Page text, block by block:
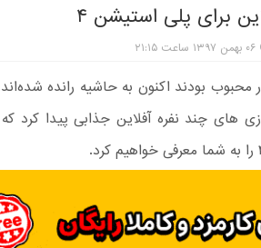
برای پلی استیشن ۴
۰۶ بهمن ۱۳۹۷ ساعت ۲۱:۱۵
محبوب بودند اکنون به حاشیه رانده
های چند نفره آفلاین جذابی پیدا کرد